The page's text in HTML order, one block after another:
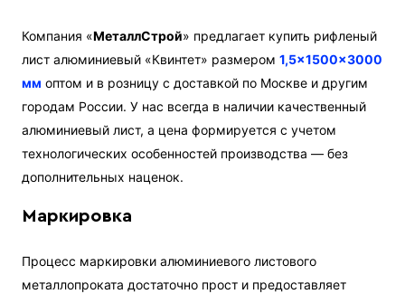
Компания «МеталлСтрой» предлагает купить рифленый
лист алюминиевый «Квинтет» размером1,5×1500×3000
мм оптом и в розницу с доставкой по Москве и другим
городам России. У нас всегда в наличии качественный
алюминиевый лист, а цена формируется с учетом
технологических особенностей производства — без
дополнительных наценок.
Маркировка
Процесс маркировки алюминиевого листового
металлопроката достаточно прост и предоставляет